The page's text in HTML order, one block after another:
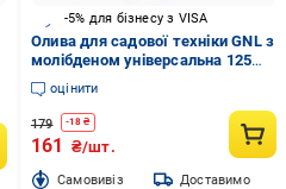
-5% для бізнесу з VISA
Олива для садової техніки GNL з
молібденом універсальна 125
мл
оцінити
179 -18 ₴
161 ₴/шт.
Cамовивіз Доставимо